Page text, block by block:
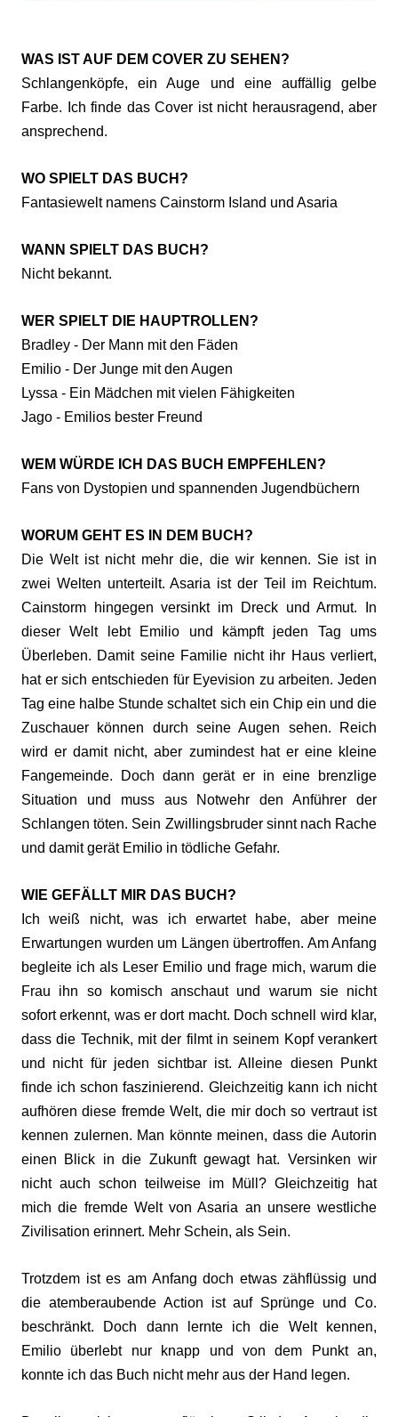
WAS IST AUF DEM COVER ZU SEHEN?
Schlangenköpfe, ein Auge und eine auffällig gelbe
Farbe. Ich finde das Cover ist nicht herausragend, aber
ansprechend.
WO SPIELT DAS BUCH?
Fantasiewelt namens Cainstorm Island und Asaria
WANN SPIELT DAS BUCH?
Nicht bekannt.
WER SPIELT DIE HAUPTROLLEN?
Bradley - Der Mann mit den Fäden
Emilio - Der Junge mit den Augen
Lyssa - Ein Mädchen mit vielen Fähigkeiten
Jago - Emilios bester Freund
WEM WÜRDE ICH DAS BUCH EMPFEHLEN?
Fans von Dystopien und spannenden Jugendbüchern
WORUM GEHT ES IN DEM BUCH?
Die Welt ist nicht mehr die, die wir kennen. Sie ist in
zwei Welten unterteilt. Asaria ist der Teil im Reichtum.
Cainstorm hingegen versinkt im Dreck und Armut. In
dieser Welt lebt Emilio und kämpft jeden Tag ums
Überleben. Damit seine Familie nicht ihr Haus verliert,
hat er sich entschieden für Eyevision zu arbeiten. Jeden
Tag eine halbe Stunde schaltet sich ein Chip ein und die
Zuschauer können durch seine Augen sehen. Reich
wird er damit nicht, aber zumindest hat er eine kleine
Fangemeinde. Doch dann gerät er in eine brenzlige
Situation und muss aus Notwehr den Anführer der
Schlangen töten. Sein Zwillingsbruder sinnt nach Rache
und damit gerät Emilio in tödliche Gefahr.
WIE GEFÄLLT MIR DAS BUCH?
Ich weiß nicht, was ich erwartet habe, aber meine
Erwartungen wurden um Längen übertroffen. Am Anfang
begleite ich als Leser Emilio und frage mich, warum die
Frau ihn so komisch anschaut und warum sie nicht
sofort erkennt, was er dort macht. Doch schnell wird klar,
dass die Technik, mit der filmt in seinem Kopf verankert
und nicht für jeden sichtbar ist. Alleine diesen Punkt
finde ich schon faszinierend. Gleichzeitig kann ich nicht
aufhören diese fremde Welt, die mir doch so vertraut ist
kennen zulernen. Man könnte meinen, dass die Autorin
einen Blick in die Zukunft gewagt hat. Versinken wir
nicht auch schon teilweise im Müll? Gleichzeitig hat
mich die fremde Welt von Asaria an unsere westliche
Zivilisation erinnert. Mehr Schein, als Sein.
Trotzdem ist es am Anfang doch etwas zähflüssig und
die atemberaubende Action ist auf Sprünge und Co.
beschränkt. Doch dann lernte ich die Welt kennen,
Emilio überlebt nur knapp und von dem Punkt an,
konnte ich das Buch nicht mehr aus der Hand legen.